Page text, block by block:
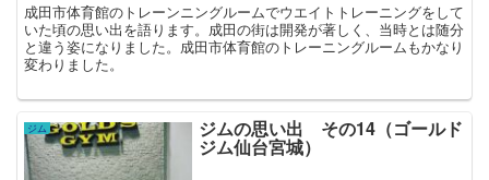
成田市体育館のトレーンニングルームでウエイトトレーニングをして
いた頃の思い出を語ります。成田の街は開発が著しく、当時とは随分
と違う姿になりました。成田市体育館のトレーニングルームもかなり
変わりました。
ジム ジムの思い出 その14（ゴールド
ジム仙台宮城）